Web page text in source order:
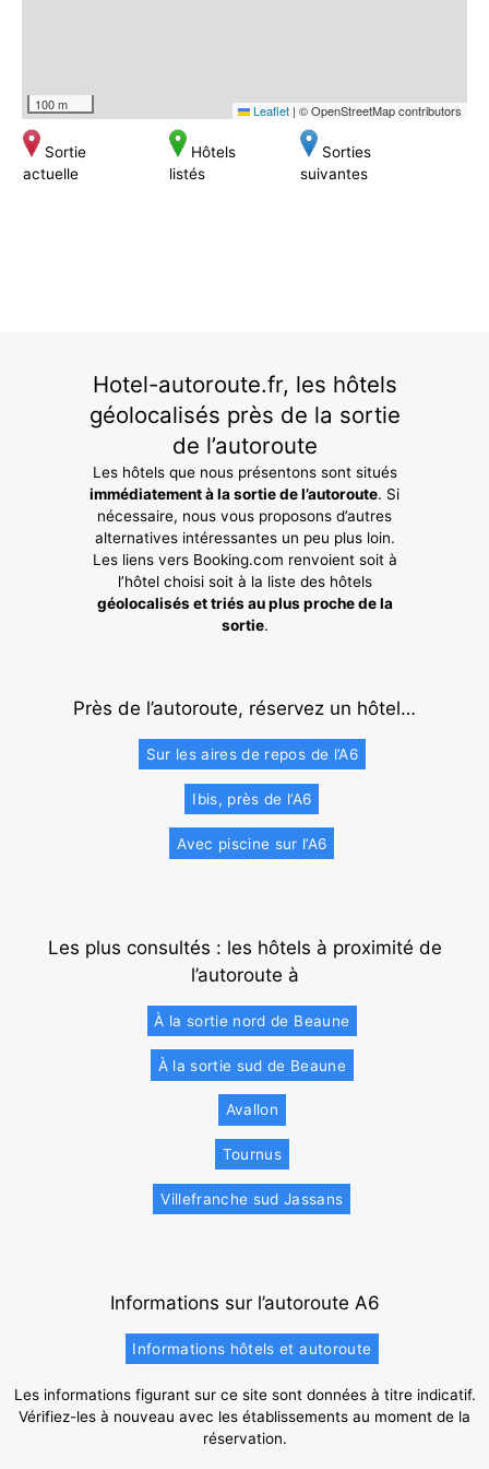
100 m Leaflet | © OpenStreetMap contributors
Sortie
actuelle
Hôtels
listés
Sorties
suivantes
Hotel-autoroute.fr, les hôtels
géolocalisés près de la sortie
de l’autoroute
Les hôtels que nous présentons sont situés
immédiatement à la sortie de l’autoroute. Si
nécessaire, nous vous proposons d’autres
alternatives intéressantes un peu plus loin.
Les liens vers Booking.com renvoient soit à
l’hôtel choisi soit à la liste des hôtels
géolocalisés et triés au plus proche de la
sortie.
Près de l’autoroute, réservez un hôtel…
Sur les aires de repos de l’A6
Ibis, près de l’A6
Avec piscine sur l’A6
Les plus consultés : les hôtels à proximité de
l’autoroute à
À la sortie nord de Beaune
À la sortie sud de Beaune
Avallon
Tournus
Villefranche sud Jassans
Informations sur l’autoroute A6
Informations hôtels et autoroute
Les informations figurant sur ce site sont données à titre indicatif.
Vérifiez-les à nouveau avec les établissements au moment de la
réservation.